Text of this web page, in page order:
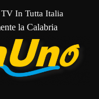
In Tutta Italia
la Calabria